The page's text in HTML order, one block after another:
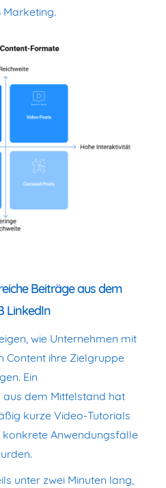
Marketing.
Beiträge aus dem
LinkedIn
wie Unternehmen mit
Content ihre Zielgruppe
Ein
dem Mittelstand hat
kurze Video-Tutorials
Anwendungsfälle
unter zwei Minuten lang,